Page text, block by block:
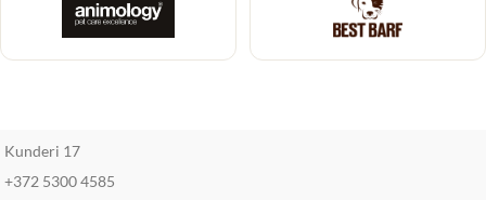
Kunderi 17
+372 5300 4585